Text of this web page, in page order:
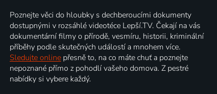
Poznejte věci do hloubky s dechberoucími dokumenty
dostupnými v rozsáhlé videotéce Lepší.TV. Čekají na vás
dokumentární filmy o přírodě, vesmíru, historii, kriminální
příběhy podle skutečných událostí a mnohem více.
Sledujte online přesně to, na co máte chuť a poznejte
nepoznané přímo z pohodlí vašeho domova. Z pestré
nabídky si vybere každý.